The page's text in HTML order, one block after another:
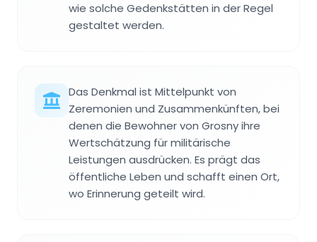
wie solche Gedenkstätten in der Regel
gestaltet werden.
Das Denkmal ist Mittelpunkt von
Zeremonien und Zusammenkünften, bei
denen die Bewohner von Grosny ihre
Wertschätzung für militärische
Leistungen ausdrücken. Es prägt das
öffentliche Leben und schafft einen Ort,
wo Erinnerung geteilt wird.